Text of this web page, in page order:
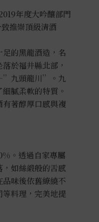
年度大吟釀部門
推崇頂級清酒
的黑龍酒造，名
於福井縣北部，
九頭龍川”。九
膩柔軟的特質。
著醇厚口感與複
。透過自家專屬
如絲緞般的舌感
味後依舊繚繞不
料理，完美地提